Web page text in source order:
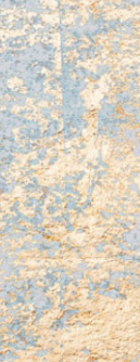
листья
линии